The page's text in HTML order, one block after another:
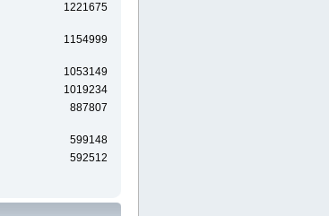
1221675
1154999
1053149
1019234
887807
599148
592512